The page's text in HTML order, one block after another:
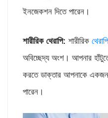
ইনজেকশন দিতে পারেন।
শারীরিক থেরাপি: শারীরিক থেরাপি
অবিচ্ছেদ্য অংশ। আপনার
করতে ডাক্তার আপনাকে একজন
পারেন।